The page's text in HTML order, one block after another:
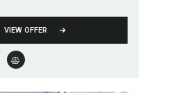
VIEW OFFER